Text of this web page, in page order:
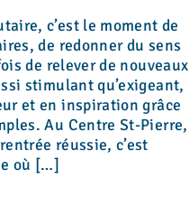
c’est le moment de
de redonner du sens
de relever de nouveaux
stimulant qu’exigeant,
et en inspiration grâce
Au Centre St-Pierre,
réussie, c’est
où […]